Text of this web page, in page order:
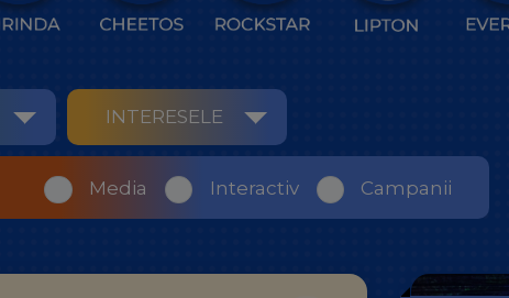
INTERESELE
Media Interactiv Campanii